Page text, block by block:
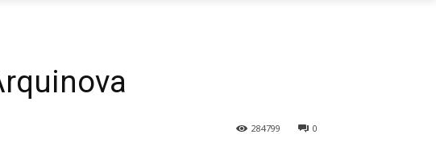
0
284799